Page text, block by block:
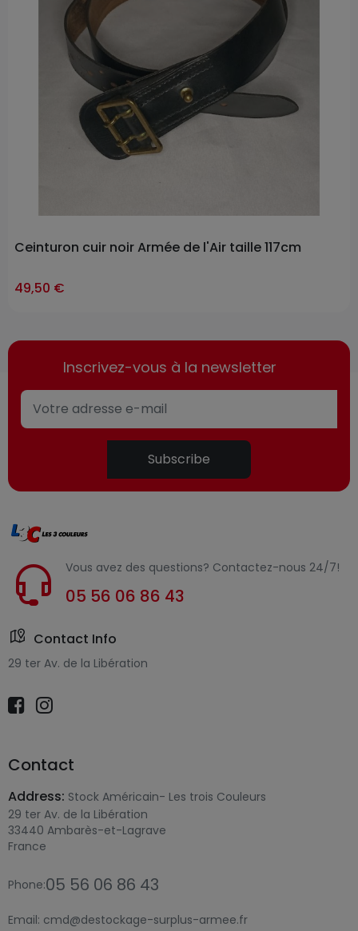
items
Ceinturon cuir noir Armée de l'Air taille 117cm
49,50 €
Inscrivez-vous à la newsletter
Subscribe
Vous avez des questions? Contactez-nous 24/7!
05 56 06 86 43
Contact Info
29 ter Av. de la Libération
Contact
Address: Stock Américain- Les trois Couleurs
29 ter Av. de la Libération
33440 Ambarès-et-Lagrave
France
Phone:05 56 06 86 43
Email: cmd@destockage-surplus-armee.fr